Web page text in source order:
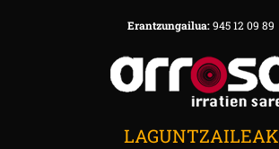
Erantzungailua:945 12 09 89
LAGUNTZAILEAK